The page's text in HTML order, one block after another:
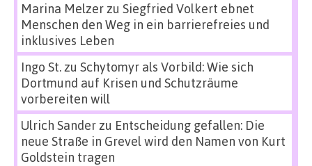
Marina Melzerzu Siegfried Volkert ebnet
Menschen den Weg in ein barrierefreies und
inklusives Leben
Ingo St.zu Schytomyr als Vorbild: Wie sich
Dortmund auf Krisen und Schutzräume
vorbereiten will
Ulrich Sanderzu Entscheidung gefallen: Die
neue Straße in Grevel wird den Namen von Kurt
Goldstein tragen